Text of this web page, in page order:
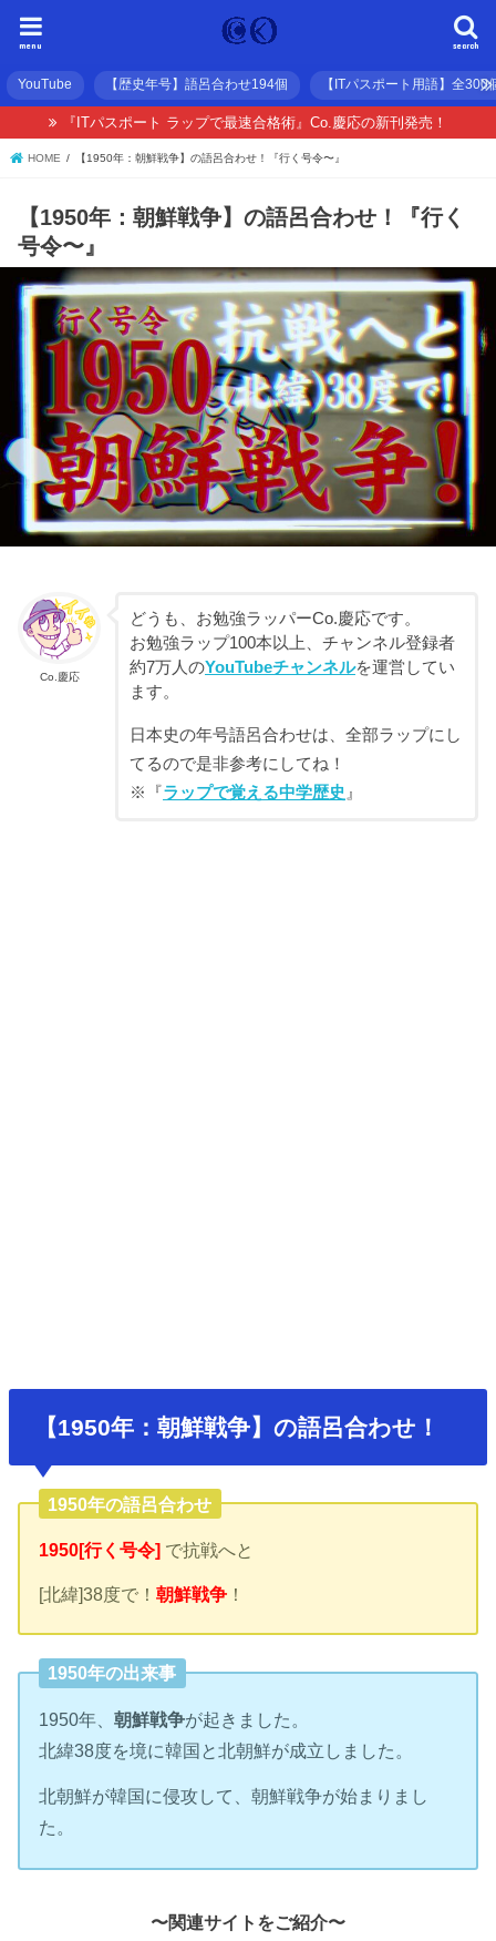
search
menu
YouTube 【歴史年号】語呂合わせ194個 【ITパスポート用語】全300
『ITパスポート ラップで最速合格術』Co.慶応の新刊発売！
HOME 【1950年：朝鮮戦争】の語呂合わせ！『行く号令〜』
【1950年：朝鮮戦争】の語呂合わせ！『行く
号令〜』
Co.慶応
どうも、お勉強ラッパーCo.慶応です。
お勉強ラップ100本以上、チャンネル登録者
約7万人のYouTubeチャンネルを運営してい
ます。
日本史の年号語呂合わせは、全部ラップにし
てるので是非参考にしてね！
※『ラップで覚える中学歴史 』
【1950年：朝鮮戦争】の語呂合わせ！
1950年の語呂合わせ
1950[行く号令] で抗戦へと
[北緯]38度で！朝鮮戦争 ！
1950年の出来事
1950年、朝鮮戦争が起きました。
北緯38度を境に韓国と北朝鮮が成立しました。
北朝鮮が韓国に侵攻して、朝鮮戦争が始まりまし
た。
〜関連サイトをご紹介〜